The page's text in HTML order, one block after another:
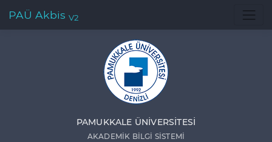
PAÜ Akbis V2
PAMUKKALE ÜNIVERSITESI
AKADEMIK BILGI SISTEMI